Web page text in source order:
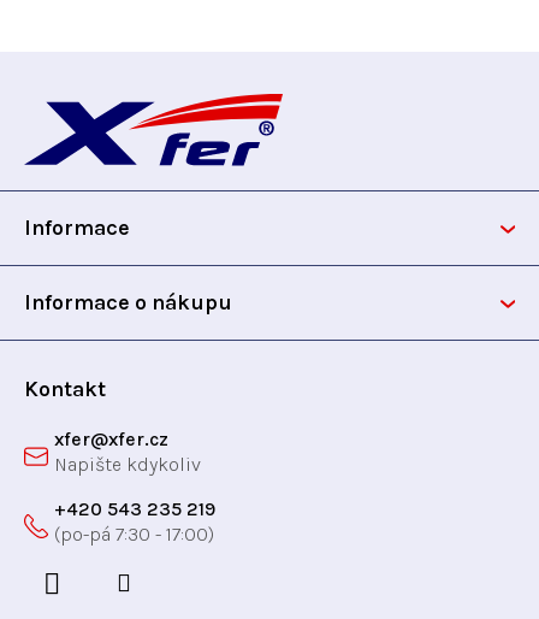
p
Informace
Informace o nákupu
Kontakt
xfer@xfer.cz
+420 543 235 219